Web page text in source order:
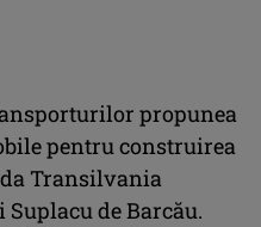
propunea
pentru construirea
Transilvania
de Barcău.